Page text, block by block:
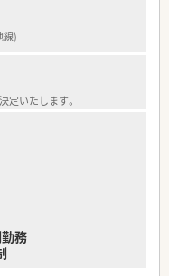
業です！
、先進性を持って以下2つ
と連携して対応できる
、在宅医療等に地域の薬局
できる
ールプレイをしたり、実際
践的なスキルや知識を身に
ーベン）がマンツーマンで1
線)
定いたします。
務